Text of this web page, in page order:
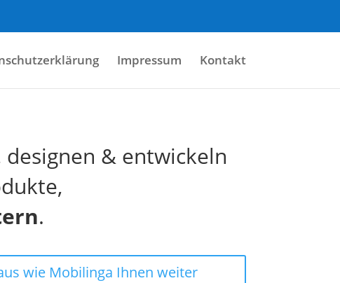
Impressum Kontakt
& entwickeln
.
wie Mobilinga Ihnen weiter